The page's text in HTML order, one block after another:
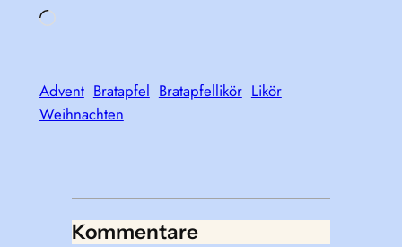
Loading…
Advent Bratapfel Bratapfellikör Likör
Weihnachten
Kommentare